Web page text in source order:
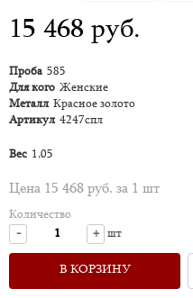
15 468 руб.
Проба 585
Для кого Женские
Металл Красное золото
Артикул 4247спл
Вес 1,05
Цена 15 468 руб. за 1 шт
Количество
-
+ шт
В КОРЗИНУ